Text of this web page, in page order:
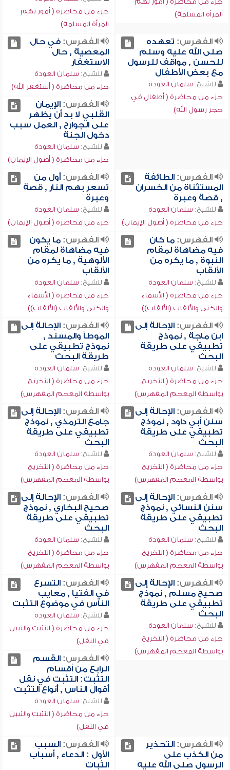
المرأة المسلمة)
جزء من محاضرة ( أمور تهم
المرأة المسلمة)
الفهرس: تعهده
صلى الله عليه وسلم
للحسن , مواقف للرسول
مع بعض الأطفال
للشيخ: سلمان العودة
جزء من محاضرة ( أطفال في
حجر رسول الله)
الفهرس:في حال
المعصية , حال
الاستغفار
للشيخ: سلمان العودة
جزء من محاضرة ( أستغفر الله)
الفهرس:الإيمان
القلبي لا بد أن يظهر
على الجوارح , العمل سبب
دخول الجنة
للشيخ: سلمان العودة
جزء من محاضرة ( أصول الإيمان)
الفهرس:الطائفة
المستثناة من الخسران
, قصة وعبرة
للشيخ: سلمان العودة
جزء من محاضرة ( أصول الإيمان)
الفهرس:أول من
تسعر بهم النار , قصة
وعبرة
للشيخ: سلمان العودة
جزء من محاضرة ( أصول الإيمان)
الفهرس:ما كان
فيه مضاهاة لمقام
النبوة , ما يكره من
الألقاب
للشيخ: سلمان العودة
جزء من محاضرة ( الأسماء
والكنى والألقاب (الألقاب))
الفهرس:ما يكون
فيه مضاهاة لمقام
الألوهية , ما يكره من
الألقاب
للشيخ: سلمان العودة
جزء من محاضرة ( الأسماء
والكنى والألقاب (الألقاب))
الفهرس:الإحالة إلى
ابن ماجة , نموذج
تطبيقي على طريقة
البحث
للشيخ: سلمان العودة
جزء من محاضرة ( التخريج
بواسطة المعجم المفهرس)
الفهرس:الإحالة إلى
الموطأ والمسند ,
نموذج تطبيقي على
طريقة البحث
للشيخ: سلمان العودة
جزء من محاضرة ( التخريج
بواسطة المعجم المفهرس)
الفهرس:الإحالة إلى
سنن أبي داود , نموذج
تطبيقي على طريقة
البحث
للشيخ: سلمان العودة
جزء من محاضرة ( التخريج
بواسطة المعجم المفهرس)
الفهرس:الإحالة إلى
جامع الترمذي , نموذج
تطبيقي على طريقة
البحث
للشيخ: سلمان العودة
جزء من محاضرة ( التخريج
بواسطة المعجم المفهرس)
الفهرس:الإحالة إلى
سنن النسائي , نموذج
تطبيقي على طريقة
البحث
للشيخ: سلمان العودة
جزء من محاضرة ( التخريج
بواسطة المعجم المفهرس)
الفهرس:الإحالة إلى
صحيح البخاري , نموذج
تطبيقي على طريقة
البحث
للشيخ: سلمان العودة
جزء من محاضرة ( التخريج
بواسطة المعجم المفهرس)
الفهرس:الإحالة إلى
صحيح مسلم , نموذج
تطبيقي على طريقة
البحث
للشيخ: سلمان العودة
جزء من محاضرة ( التخريج
بواسطة المعجم المفهرس)
الفهرس:التسرع
في الفتيا , معايب
الناس في موضوع التثبت
للشيخ: سلمان العودة
جزء من محاضرة ( التثبت والتبين
في النقل)
الفهرس:القسم
الرابع من أقسام
التثبت: التثبت في نقل
أقوال الناس , أنواع التثبت
للشيخ: سلمان العودة
جزء من محاضرة ( التثبت والتبين
في النقل)
الفهرس:التحذير
من الكذب على
الرسول صلى الله عليه
الفهرس:السبب
الأول : الدعاء , أسباب
الثبات